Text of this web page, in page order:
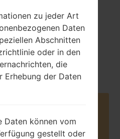
Mai, 2015
zu jeder Art
Daten
Abschnitten
oder in den
die
Erhebung der Daten
Daten können vom
gestellt oder